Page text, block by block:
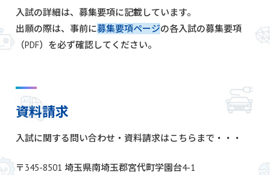
入試の詳細は、募集要項に記載しています。
出願の際は、事前に募集要項ページの各入試の募集要項
（PDF）を必ず確認してください。
資料請求
入試に関する問い合わせ・資料請求はこちらまで・・・
〒345-8501 埼玉県南埼玉郡宮代町学園台4-1